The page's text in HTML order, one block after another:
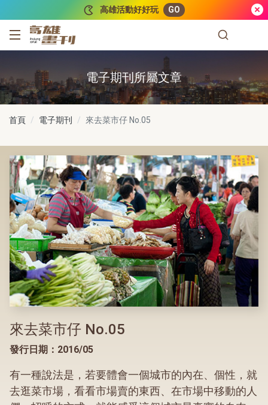
高雄活動好好玩 GO
高雄畫刊
電子期刊所屬文章
首頁 電子期刊 來去菜市仔No.05
來去菜市仔 No.05
發行日期：2016/05
有一種說法是，若要體會一個城市的內在、個性，就
去逛菜市場，看看市場賣的東西、在市場中移動的人